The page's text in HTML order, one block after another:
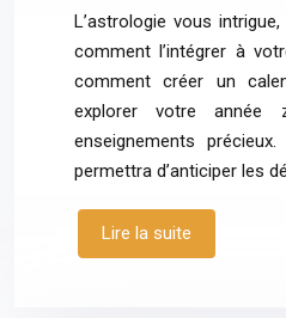
L’astrologie vous
comment l’intégrer à
comment créer un
explorer votre année
enseignements
permettra d’anticiper les
Lire la suite